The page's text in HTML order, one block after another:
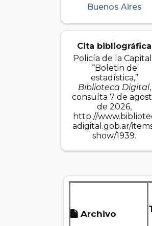
Buenos Aires
Cita bibliográfica
Policía de la
“Boletin de
estadística,”
Biblioteca Digital,
consulta 7 de
de 2026,
http://
adigital.gob.ar/
show/1939.
Archivo